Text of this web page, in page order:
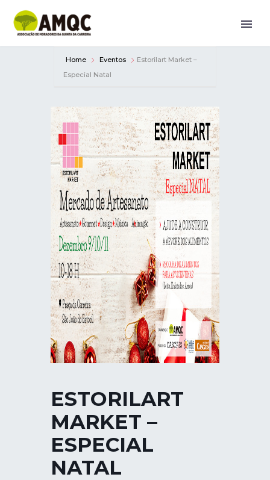
Home Eventos
Estorilart Market –
Especial Natal
ESTORILART
MARKET –
ESPECIAL
NATAL